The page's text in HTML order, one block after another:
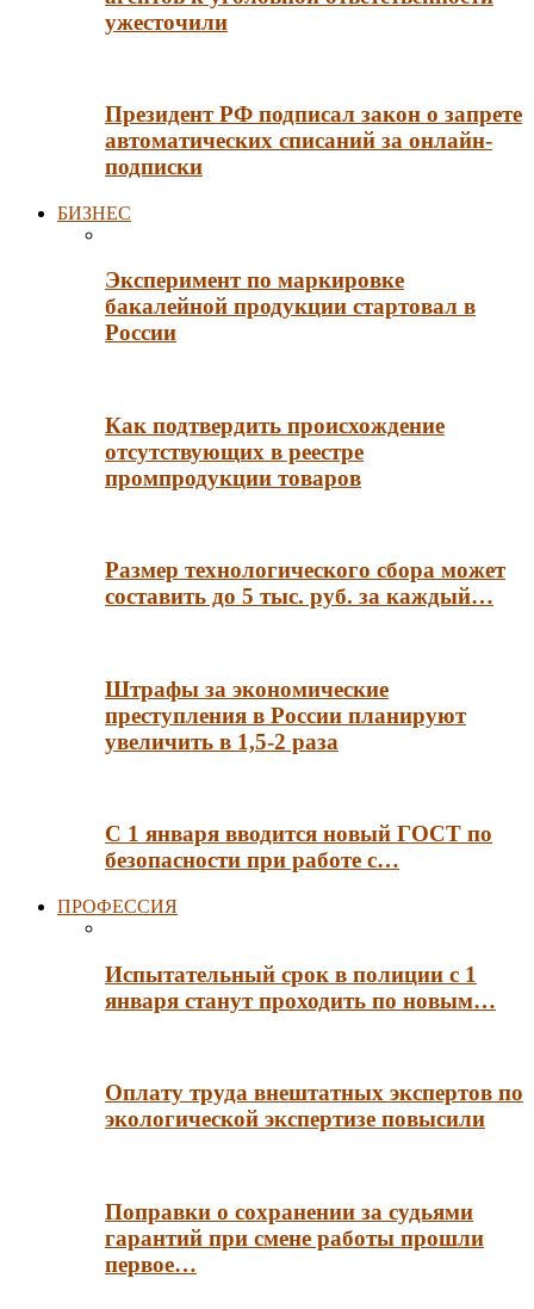
ужесточили
Президент РФ подписал закон о запрете
автоматических списаний за онлайн-
подписки
БИЗНЕС
Эксперимент по маркировке
бакалейной продукции стартовал в
России
Как подтвердить происхождение
отсутствующих в реестре
промпродукции товаров
Размер технологического сбора может
составить до 5 тыс. руб. за каждый…
Штрафы за экономические
преступления в России планируют
увеличить в 1,5-2 раза
С 1 января вводится новый ГОСТ по
безопасности при работе с…
ПРОФЕССИЯ
Испытательный срок в полиции с 1
января станут проходить по новым…
Оплату труда внештатных экспертов по
экологической экспертизе повысили
Поправки о сохранении за судьями
гарантий при смене работы прошли
первое…